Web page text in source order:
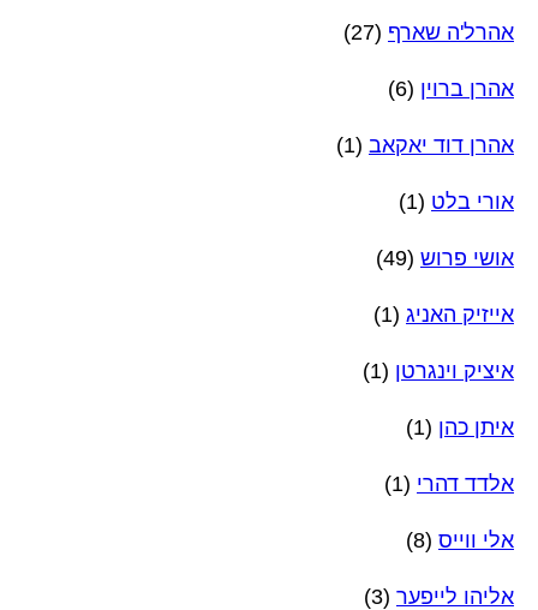
אהרל'ה שארף (27)
אהרן ברוין (6)
אהרן דוד יאקאב (1)
אורי בלט (1)
אושי פרוש (49)
אייזיק האניג (1)
איציק וינגרטן (1)
איתן כהן (1)
אלדד דהרי (1)
אלי ווייס (8)
אליהו לייפער (3)